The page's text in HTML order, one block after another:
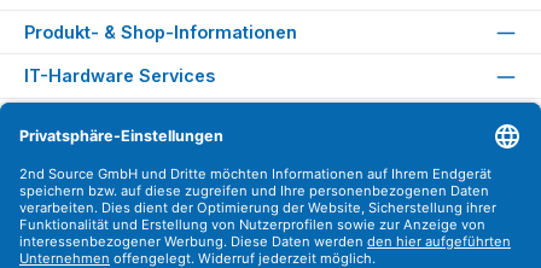
Produkt- & Shop-Informationen
IT-Hardware Services
Versandarten
Zahlungsarten
Sicher Einkaufen